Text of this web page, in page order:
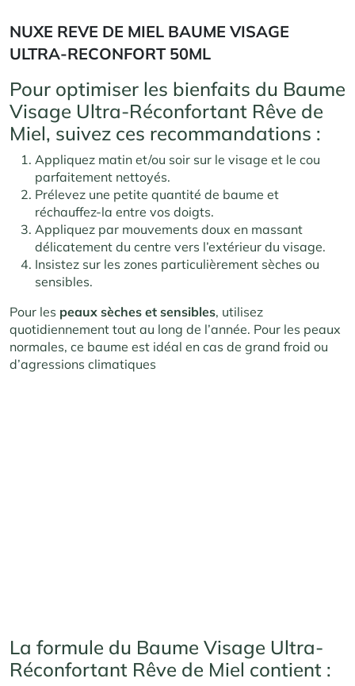
NUXE REVE DE MIEL BAUME VISAGE
ULTRA-RECONFORT 50ML
Pour optimiser les bienfaits du Baume
Visage Ultra-Réconfortant Rêve de
Miel, suivez ces recommandations :
Appliquez matin et/ou soir sur le visage et le cou
parfaitement nettoyés.
Prélevez une petite quantité de baume et
réchauffez-la entre vos doigts.
Appliquez par mouvements doux en massant
délicatement du centre vers l’extérieur du visage.
Insistez sur les zones particulièrement sèches ou
sensibles.
Pour les peaux sèches et sensibles, utilisez
quotidiennement tout au long de l’année. Pour les peaux
normales, ce baume est idéal en cas de grand froid ou
d’agressions climatiques
La formule du Baume Visage Ultra-
Réconfortant Rêve de Miel contient :